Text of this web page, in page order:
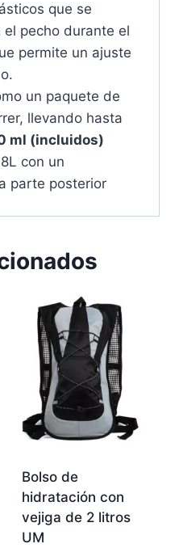
que se
pecho durante el
permite un ajuste
un paquete de
llevando hasta
ml (incluidos)
con un
parte posterior
Bolso de
hidratación con
vejiga de 2 litros
UM